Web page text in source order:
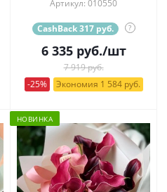
Артикул: 010550
CashBack 317 руб. ?
6 335руб./шт
7 919 руб.
-25%
Экономия 1 584 руб.
НОВИНКА